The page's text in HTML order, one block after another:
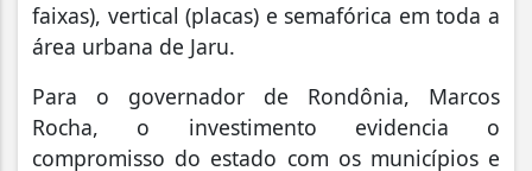
faixas), vertical (placas) e semafórica em toda a
área urbana de Jaru.
Para o governador de Rondônia, Marcos
Rocha, o investimento evidencia o
compromisso do estado com os municípios e